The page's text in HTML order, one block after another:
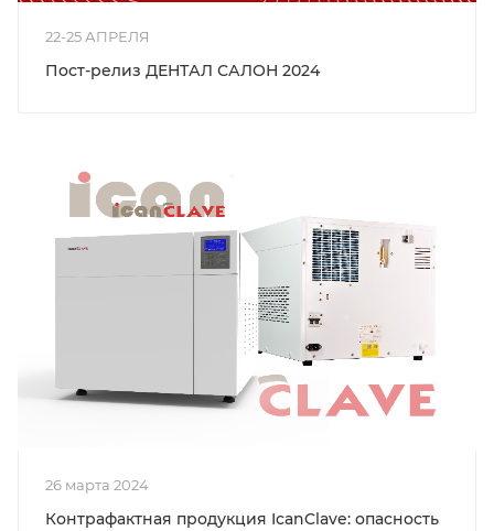
22-25 АПРЕЛЯ
Пост-релиз ДЕНТАЛ САЛОН 2024
26 марта 2024
Контрафактная продукция IcanClave: опасность